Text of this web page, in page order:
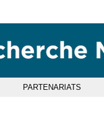
PARTENARIATS